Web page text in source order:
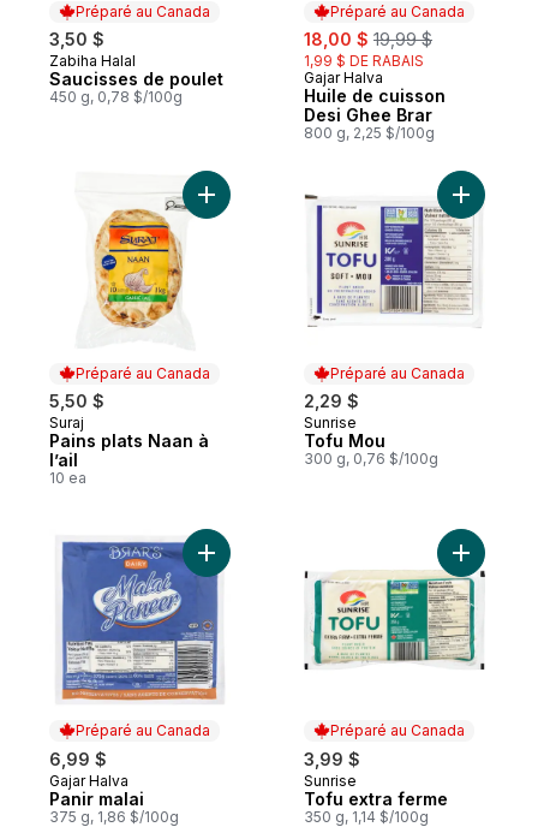
Préparé au Canada
3,50 $
Préparé au Canada
Zabiha Halal
Saucisses de poulet
450 g, 0,78 $/100g
Préparé au Canada
sale:
18,00 $ , formerly:
19,99 $
1,99 $ DE RABAIS
Préparé au Canada
Gajar Halva
Huile de cuisson
Desi Ghee Brar
800 g, 2,25 $/100g
Préparé au Canada
5,50 $
Préparé au Canada
Suraj
Pains plats Naan à
l’ail
10 ea
Ajouter Pains plats Naan à l’ail au panier
Préparé au Canada
2,29 $
Préparé au Canada
Sunrise
Tofu Mou
300 g, 0,76 $/100g
Ajouter
Préparé au Canada
6,99 $
Préparé au Canada
Gajar Halva
Panir malai
375 g, 1,86 $/100g
Ajouter Panir malai au panier
Préparé au Canada
3,99 $
Préparé au Canada
Sunrise
Tofu extra ferme
350 g, 1,14 $/100g
Ajouter